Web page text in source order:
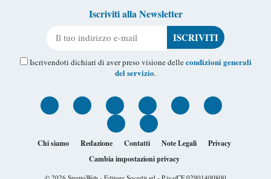
Iscriviti alla Newsletter
Iscrivendoti dichiari di aver preso visione dellecondizioni generali
del servizio.
Chi siamo Redazione Contatti Note Legali
Privacy
Cambia impostazioni privacy